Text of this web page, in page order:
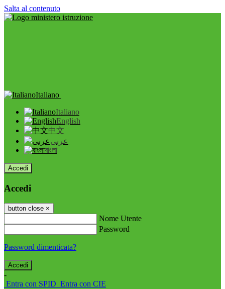
Salta al contenuto
Italiano
Italiano
English
中文
عربى
বাংলা
Accedi
Accedi
button close ×
Nome Utente
Password
Password dimenticata?
-
Entra con SPID Entra con CIE